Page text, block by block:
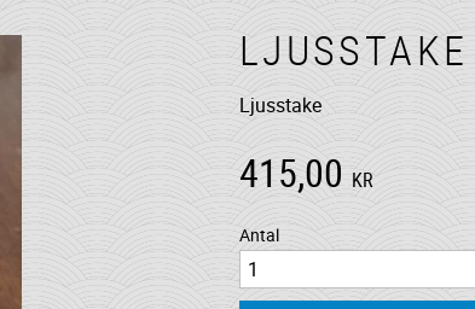
LJUSSTAKE
Ljusstake
415,00 KR
Antal